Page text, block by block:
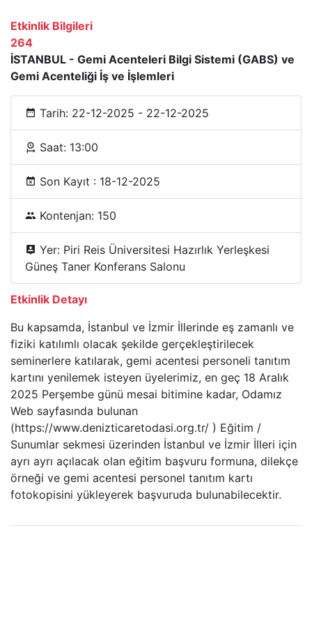
Etkinlik Bilgileri
264
İSTANBUL - Gemi Acenteleri Bilgi Sistemi (GABS) ve
Gemi Acenteliği İş ve İşlemleri
Tarih: 22-12-2025 - 22-12-2025
Saat: 13:00
Son Kayıt : 18-12-2025
Kontenjan: 150
Yer: Piri Reis Üniversitesi Hazırlık Yerleşkesi
Güneş Taner Konferans Salonu
Etkinlik Detayı
Bu kapsamda, İstanbul ve İzmir İllerinde eş zamanlı ve
fiziki katılımlı olacak şekilde gerçekleştirilecek
seminerlere katılarak, gemi acentesi personeli tanıtım
kartını yenilemek isteyen üyelerimiz, en geç 18 Aralık
2025 Perşembe günü mesai bitimine kadar, Odamız
Web sayfasında bulunan
(https://www.denizticaretodasi.org.tr/ ) Eğitim /
Sunumlar sekmesi üzerinden İstanbul ve İzmir İlleri için
ayrı ayrı açılacak olan eğitim başvuru formuna, dilekçe
örneği ve gemi acentesi personel tanıtım kartı
fotokopisini yükleyerek başvuruda bulunabilecektir.